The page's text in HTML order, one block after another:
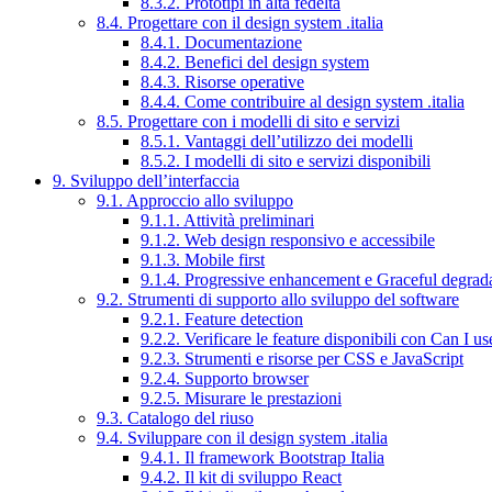
8.4. Progettare con il design system .italia
8.4.1. Documentazione
8.4.2. Benefici del design system
8.4.3. Risorse operative
8.4.4. Come contribuire al design system .italia
8.5. Progettare con i modelli di sito e servizi
8.5.1. Vantaggi dell’utilizzo dei modelli
8.5.2. I modelli di sito e servizi disponibili
9. Sviluppo dell’interfaccia
9.1. Approccio allo sviluppo
9.1.1. Attività preliminari
9.1.2. Web design responsivo e accessibile
9.1.3. Mobile first
9.1.4. Progressive enhancement e Graceful
9.2. Strumenti di supporto allo sviluppo del software
9.2.1. Feature detection
9.2.2. Verificare le feature disponibili con Can I
9.2.3. Strumenti e risorse per CSS e JavaScript
9.2.4. Supporto browser
9.2.5. Misurare le prestazioni
9.3. Catalogo del riuso
9.4. Sviluppare con il design system .italia
9.4.1. Il framework Bootstrap Italia
9.4.2. Il kit di sviluppo React